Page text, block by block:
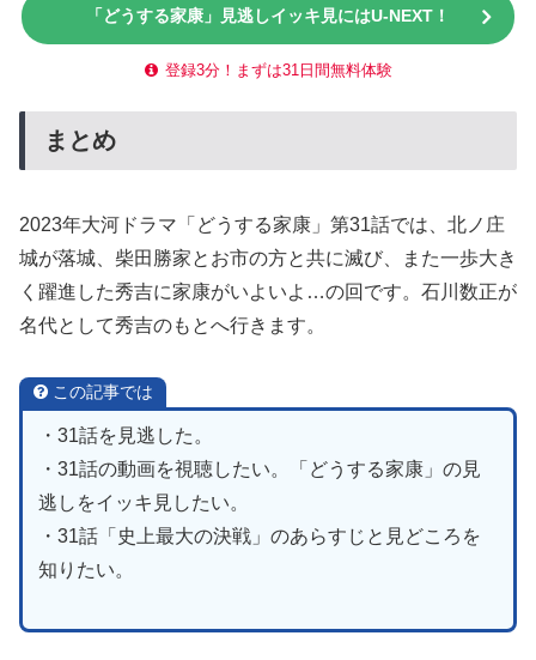
「どうする家康」見逃しイッキ見にはU-NEXT！
登録3分！まずは31日間無料体験
まとめ
2023年大河ドラマ「どうする家康」第31話では、北ノ庄
城が落城、柴田勝家とお市の方と共に滅び、また一歩大き
く躍進した秀吉に家康がいよいよ…の回です。石川数正が
名代として秀吉のもとへ行きます。
この記事では
・31話を見逃した。
・31話の動画を視聴したい。「どうする家康」の見
逃しをイッキ見したい。
・31話「史上最大の決戦」のあらすじと見どころを
知りたい。